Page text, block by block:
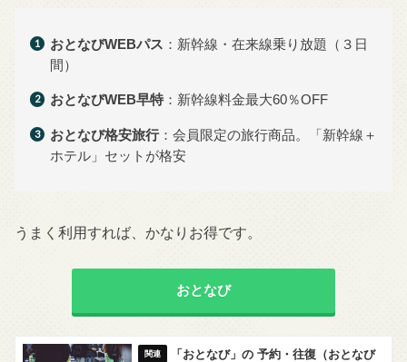
おとなびWEBパス ：新幹線・在来線乗り放題（３日
間）
おとなびWEB早特：新幹線料金最大60％OFF
おとなび格安旅行：会員限定の旅行商品。「新幹線＋
ホテル」セットが格安
うまく利用すれば、かなりお得です。
おとなび
「おとなび」の 予約・往復（おとなび